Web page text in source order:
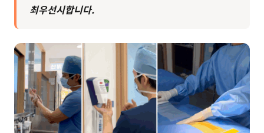
최우선시합니다.